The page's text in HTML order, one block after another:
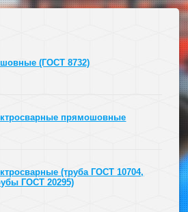
(ГОСТ 8732)
прямошовные
(труба ГОСТ 10704,
ГОСТ 20295)